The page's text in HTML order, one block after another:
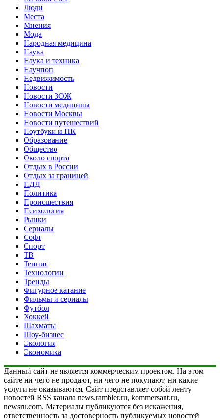
Люди
Места
Мнения
Мода
Народная медицина
Наука
Наука и техника
Научпоп
Недвижимость
Новости
Новости ЗОЖ
Новости медицины
Новости Москвы
Новости путешествий
Ноутбуки и ПК
Образование
Общество
Около спорта
Отдых в России
Отдых за границей
ПДД
Политика
Происшествия
Психология
Рынки
Сериалы
Софт
Спорт
ТВ
Теннис
Технологии
Тренды
Фигурное катание
Фильмы и сериалы
Футбол
Хоккей
Шахматы
Шоу-бизнес
Экология
Экономика
Данный сайт не является коммерческим проектом. На этом
сайте ни чего не продают, ни чего не покупают, ни какие
услуги не оказываются. Сайт представляет собой ленту
новостей RSS канала news.rambler.ru, kommersant.ru,
newsru.com. Материалы публикуются без искажения,
ответственность за достоверность публикуемых новостей